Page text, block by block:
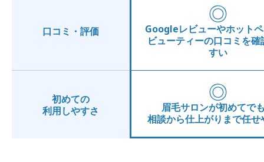
口コミ・評価
◎
Googleレビューやホット
ビューティーの口コミを確
すい
初めての
利用しやすさ
◎
眉毛サロンが初めてで
相談から仕上がりまで任せ